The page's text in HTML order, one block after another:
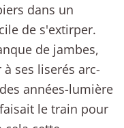
dans un
de s'extirper.
de jambes,
ses liserés arc-
années-lumière
le train pour